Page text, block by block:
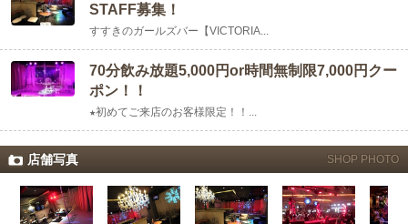
STAFF募集！
すすきのガールズバー【VICTORIA...
70分飲み放題5,000円or時間無制限7,000円クー
ポン！！
★初めてご来店のお客様限定！！...
店舗写真 SHOP PHOTO